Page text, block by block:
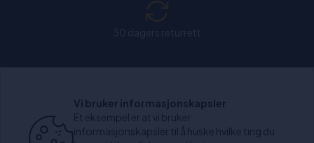
Chat: Åpen alle hverdager fra kl. 11:00-15:30.
Vi bruker informasjonskapsler
Et eksempel er at vi bruker
informasjonskapsler til å huske hvilke ting du